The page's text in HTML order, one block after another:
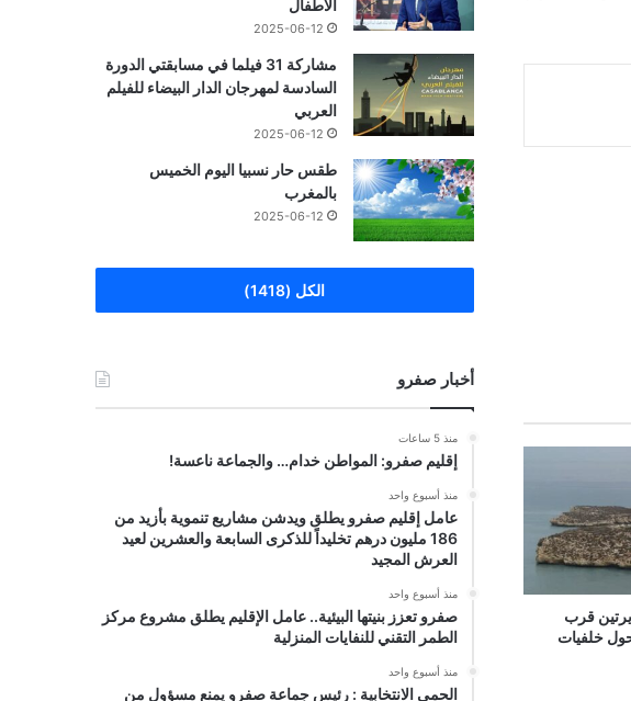
قرب
خلفيات
الأطفال
2025-06-12
مشاركة 31 فيلما في مسابقتي الدورة
السادسة لمهرجان الدار البيضاء للفيلم
العربي
2025-06-12
طقس حار نسبيا اليوم الخميس
بالمغرب
2025-06-12
الكل (1418)
أخبار صفرو
منذ 5 ساعات
إقليم صفرو: المواطن خدام… والجماعة ناعسة!
منذ أسبوع واحد
عامل إقليم صفرو يطلق ويدشن مشاريع تنموية بأزيد من
186 مليون درهم تخليداً للذكرى السابعة والعشرين لعيد
العرش المجيد
منذ أسبوع واحد
صفرو تعزز بنيتها البيئية.. عامل الإقليم يطلق مشروع مركز
الطمر التقني للنفايات المنزلية
منذ أسبوع واحد
الحمى الانتخابية : رئيس جماعة صفرو يمنع مسؤول من